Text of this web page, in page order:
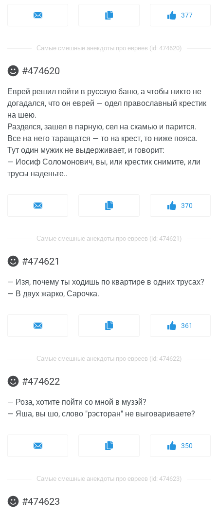
377
Самые смешные анекдоты про евреев (id: 474620)
#474620
Еврей решил пойти в русскую баню, а чтобы никто не
догадался, что он еврей — одел православный крестик
на шею.
Разделся, зашел в парную, сел на скамью и парится.
Все на него таращатся — то на крест, то ниже пояса.
Тут один мужик не выдерживает, и говорит:
— Иосиф Соломонович, вы, или крестик снимите, или
трусы наденьте..
370
Самые смешные анекдоты про евреев (id: 474621)
#474621
— Изя, почему ты ходишь по квартире в одних трусах?
— В двух жарко, Сарочка.
361
Самые смешные анекдоты про евреев (id: 474622)
#474622
— Роза, хотите пойти со мной в музэй?
— Яша, вы шо, слово "рэсторан" не выговариваете?
350
Самые смешные анекдоты про евреев (id: 474623)
#474623